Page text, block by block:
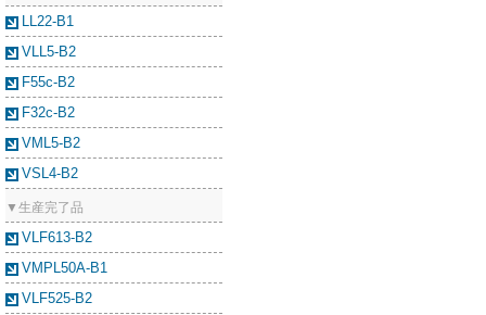
LL22-B1
VLL5-B2
F55c-B2
F32c-B2
VML5-B2
VSL4-B2
▼生産完了品
VLF613-B2
VMPL50A-B1
VLF525-B2